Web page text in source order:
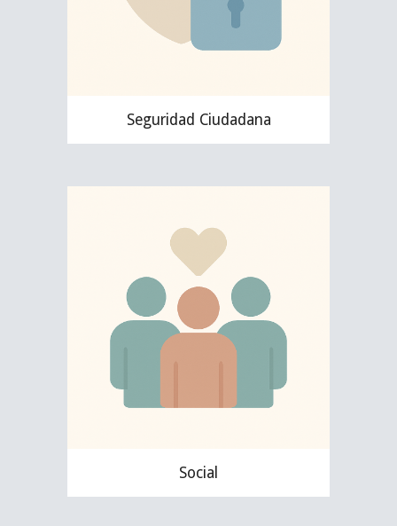
Seguridad Ciudadana
Social